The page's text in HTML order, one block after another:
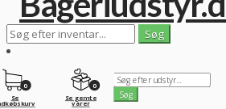
0
Se gemte
varer
0
Se